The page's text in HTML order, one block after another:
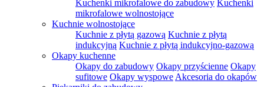
Kuchenki mikrofalowe do zabudowy Kuchenki
mikrofalowe wolnostojące
Kuchnie wolnostojące
Kuchnie z płytą gazową Kuchnie z płytą
indukcyjną Kuchnie z płytą indukcyjno-gazową
Okapy kuchenne
Okapy do zabudowy Okapy przyścienne Okapy
sufitowe Okapy wyspowe Akcesoria do okapów